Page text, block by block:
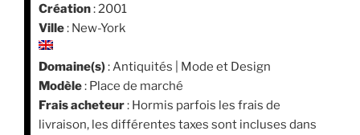
Création: 2001
Ville: New-York
Domaine(s): Antiquités | Mode et Design
Modèle: Place de marché
Frais acheteur: Hormis parfois les frais de
livraison, les différentes taxes sont incluses dans